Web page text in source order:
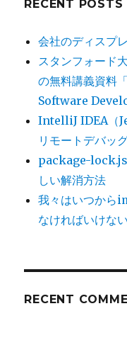
RECENT POSTS
会社のディスプ
スタンフォード
の無料講義資料
Software
IntelliJ IDEA（
リモートデバッ
package-
しい解消方法
我々はいつから
なければいけな
RECENT